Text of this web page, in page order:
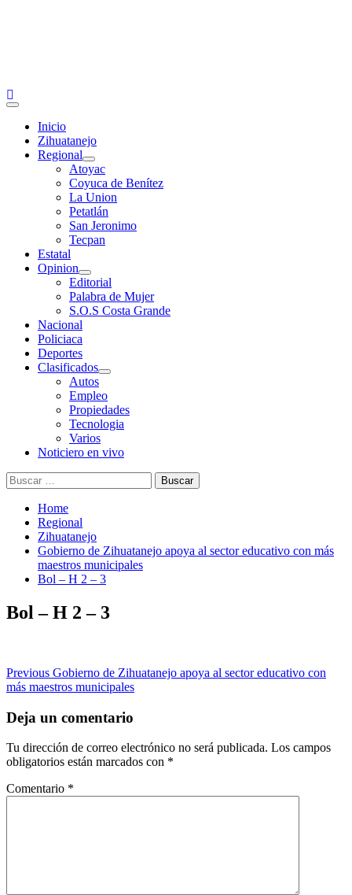
Primary
Inicio
Zihuatanejo
Regional
Atoyac
Coyuca de Benítez
La Union
Petatlán
San Jeronimo
Tecpan
Estatal
Opinion
Editorial
Palabra de Mujer
S.O.S Costa Grande
Nacional
Policiaca
Deportes
Clasificados
Autos
Empleo
Propiedades
Tecnologia
Varios
Noticiero en vivo
Buscar:
Home
Regional
Zihuatanejo
Gobierno de Zihuatanejo apoya al sector educativo con más
maestros municipales
Bol – H 2 – 3
Bol – H 2 – 3
Post
navigation
Previous Gobierno de Zihuatanejo apoya al sector educativo con
más maestros municipales
Deja un comentario
Tu dirección de correo electrónico no será publicada. Los campos
obligatorios están marcados con *
Comentario *